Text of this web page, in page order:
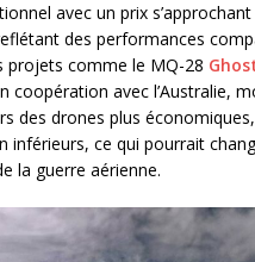
avec un prix
des performances
projets comme le MQ-28
coopération avec l’Australie,
des drones plus
inférieurs, ce qui pourrait
la guerre aérienne.